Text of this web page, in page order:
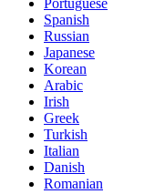
Portuguese
Spanish
Russian
Japanese
Korean
Arabic
Irish
Greek
Turkish
Italian
Danish
Romanian